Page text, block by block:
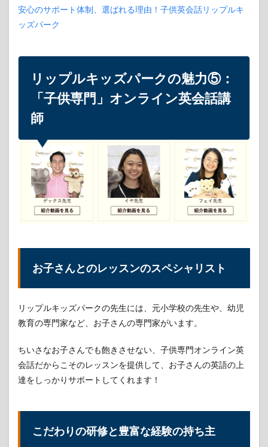
ーク
力
試験
対策
リッ
プル
ズパ
ーク
の魅
力
⑦：
今な
ら無
受講
可能
リッ
プル
キッ
ーク
の口
コミ
や評
9
りに
安心のサポート体制、選ばれる理由！子供英会話リップルキ
ッズパーク
リップルキッズパークの魅力⑤：
「子供専門」オンライン英会話講
師
お子さんとのレッスンのスペシャリスト
リップルキッズパークの先生には、元小学校の先生や、幼児
教育の専門家など、お子さんの専門家がいます。
ちいさなお子さんでも飽きさせない、子供専門オンライン英
会話だからこそのレッスンを提供して、お子さんの英語の上
達をしっかりサポートしてくれます！
こだわりの研修と豊富な経験の持ち主